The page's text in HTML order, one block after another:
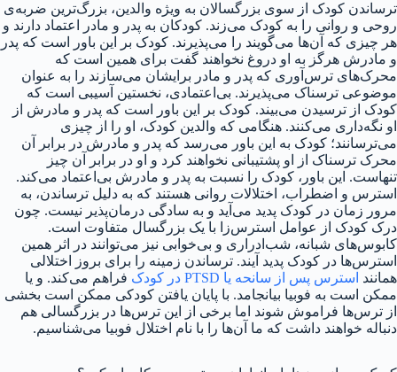
ترساندن کودک از سوی بزرگسالان به ویژه والدین، بزرگ‌ترین ضربه‌ی
روحی و روانی را به کودک می‌زند. کودکان به پدر و مادر اعتماد دارند و
هر چیزی که آن‌ها می‌گویند را می‌پذیرند. کودک بر این باور است که پدر
و مادرش هرگز به او دروغ نخواهند گفت برای همین است که
محرک‌های ترس‌آوری که پدر و مادر برایشان می‌سازند را به عنوان
موضوعی ترسناک می‌پذیرند. بی‌اعتمادی، نخستین آسیبی است که
کودک از ترسیدن می‌بیند. کودک بر این باور است که پدر و مادرش از
او نگه‌داری می‌کنند. هنگامی که والدین کودک، او را از چیزی
می‌ترسانند؛ کودک به این باور می‌رسد که پدر و مادرش در برابر آن
محرک ترسناک از او پشتیبانی نخواهند کرد و او در برابر آن چیز
تنهاست. این باور، کودک را نسبت به پدر و مادرش بی‌اعتماد می‌کند.
استرس و اضطراب، اختلالات روانی هستند که به دلیل ترساندن، به
مرور زمان در کودک پدید می‌آید و به سادگی درمان‌پذیر نیست. چون
درک کودک از عوامل استرس‌زا با یک بزرگسال متفاوت است.
کابوس‌های شبانه، شب‌ادراری و بی‌خوابی نیز می‌توانند در اثر همین
استرس‌ها در کودک پدید آیند. ترساندن زمینه را برای بروز اختلالی
همانند استرس پس از سانحه یا PTSD در کودک
فراهم می‌کند. و یا
ممکن است به فوبیا بیانجامد. با پایان یافتن کودکی ممکن است بخشی
از ترس‌ها فراموش شوند اما برخی از این ترس‌ها در بزرگسالی هم
دنباله خواهند داشت که ما آن‌ها را با نام اختلال فوبیا می‌شناسیم.